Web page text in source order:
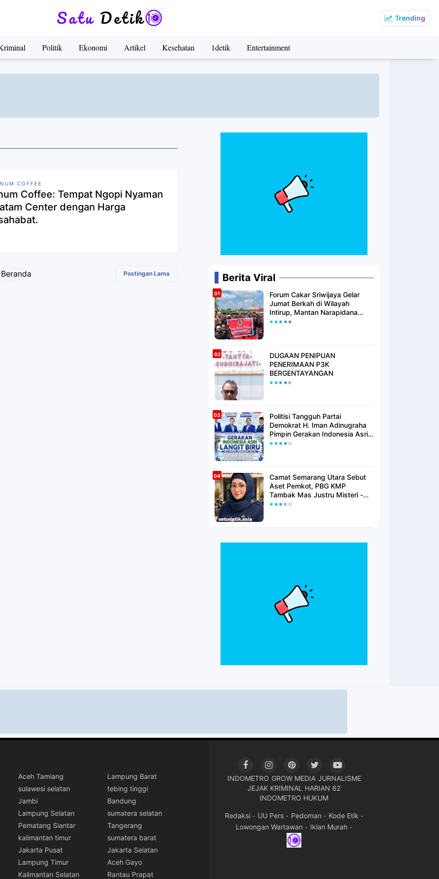
Trending
Politik Ekonomi Artikel Kesehatan 1detik Entertainment
COFFEE
Coffee: Tempat Ngopi Nyaman
Center dengan Harga
Postingan Lama
Beranda Berita Viral
Forum Cakar Sriwijaya Gelar
Jumat Berkah di Wilayah
Intirup, Mantan Narapidana
yang Telah Berhijrah Turut
DUGAAN PENIPUAN
PENERIMAAN P3K
BERGENTAYANGAN
Politisi Tangguh Partai
Demokrat H. Iman Adinugraha
Pimpin Gerakan Indonesia Asri
Langit Biru Di Pantai Citepus
Camat Semarang Utara Sebut
Aset Pemkot, PBG KMP
Tambak Mas Justru Misteri -
Warga Menunggu Kepastian
Aceh Tamiang
Lampung Barat
sulawesi selatan
tebing tinggi
Jambi
Bandung
Lampung Selatan
sumatera selatan
Pematang Siantar
Tangerang
kalimantan timur
sumatera barat
Jakarta Pusat
Jakarta Selatan
Lampung Timur
Aceh Gayo
Kalimantan Selatan
Rantau Prapat
INDOMETRO GROW MEDIA JURNALISME
JEJAK KRIMINAL
HARIAN 62
INDOMETRO HUKUM
Redaksi UU Pers Pedoman
Kode Etik
Lowongan Wartawan
Iklan Murah